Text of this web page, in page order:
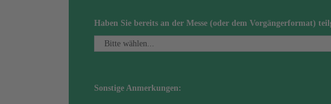
Haben Sie bereits an der Messe (oder dem Vorgängerformat)
Sonstige Anmerkungen: